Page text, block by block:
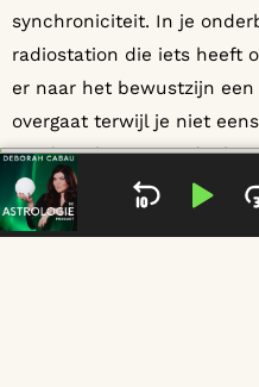
synchroniciteit. In je
radiostation die iets heeft
er naar het bewustzijn
overgaat terwijl je niet
vandaan kwam. Zo denk
hele mooie manier is om
en ook dingen te duiden.
Audio
Player
SKIP